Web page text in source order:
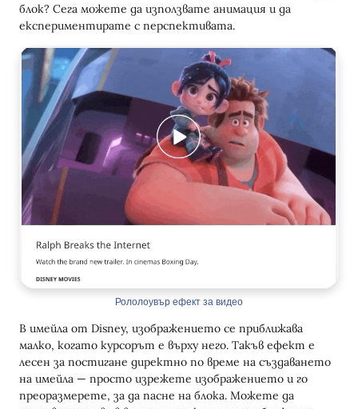
блок? Сега можете да използвате анимация и да
експериментирате с перспективата.
Рололоувър ефект за видео
В имейла от Disney, изображението се приближава
малко, когато курсорът е върху него. Такъв ефект е
лесен за постигане директно по време на създаването
на имейла — просто изрежете изображението и го
преоразмерете, за да пасне на блока. Можете да